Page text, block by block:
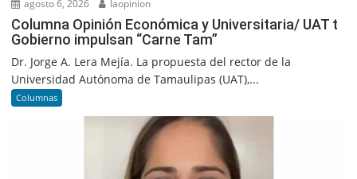
agosto 6, 2026 laopinion
Columna Opinión Económica y Universitaria/ UAT t
Gobierno impulsan “Carne Tam”
Dr. Jorge A. Lera Mejía. La propuesta del rector de la
Universidad Autónoma de Tamaulipas (UAT),...
Columnas